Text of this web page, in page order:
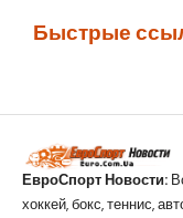
Быстрые
ЕвроСпорт Новости:
хоккей, бокс, теннис,